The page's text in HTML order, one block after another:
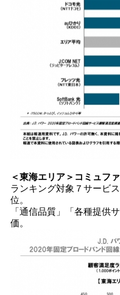
＜東海エリア＞ コミュフ
ランキング対象７サービ
位。
「通信品質」「各種提供
価。